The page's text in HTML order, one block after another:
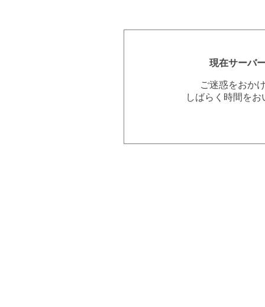
現在サーバ
ご迷惑をおか
しばらく時間を